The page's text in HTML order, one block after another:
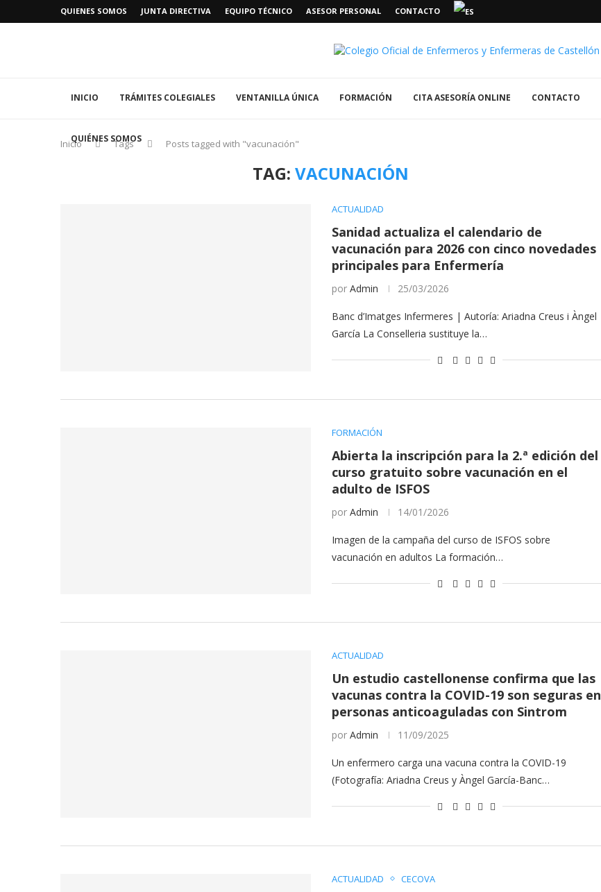
QUIENES SOMOS JUNTA DIRECTIVA EQUIPO TÉCNICO ASESOR PERSONAL CONTACTO
INICIO TRÁMITES COLEGIALES VENTANILLA ÚNICA FORMACIÓN CITA ASESORÍA ONLINE CONTACTO
QUIÉNES SOMOS
Inicio Tags Posts tagged with "vacunación"
TAG:VACUNACIÓN
ACTUALIDAD
Sanidad actualiza el calendario de
vacunación para 2026 con cinco novedades
principales para Enfermería
por Admin 25/03/2026
Banc d’Imatges Infermeres | Autoría: Ariadna Creus i Àngel
García La Conselleria sustituye la…
FORMACIÓN
Abierta la inscripción para la 2.ª edición del
curso gratuito sobre vacunación en el
adulto de ISFOS
por Admin 14/01/2026
Imagen de la campaña del curso de ISFOS sobre
vacunación en adultos La formación…
ACTUALIDAD
Un estudio castellonense confirma que las
vacunas contra la COVID-19 son seguras en
personas anticoaguladas con Sintrom
por Admin 11/09/2025
Un enfermero carga una vacuna contra la COVID-19
(Fotografía: Ariadna Creus y Àngel García-Banc…
ACTUALIDAD CECOVA